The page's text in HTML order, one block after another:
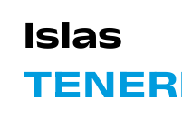
Islas